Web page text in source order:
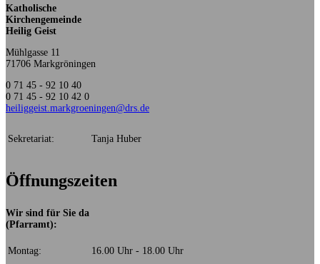
Katholische
Kirchengemeinde
Heilig Geist
Mühlgasse 11
71706 Markgröningen
0 71 45 - 92 10 40
0 71 45 - 92 10 42 0
heiliggeist.markgroeningen@drs.de
Sekretariat: Tanja Huber
Öffnungszeiten
Wir sind für Sie da
(Pfarramt):
Montag:
16.00 Uhr - 18.00 Uhr